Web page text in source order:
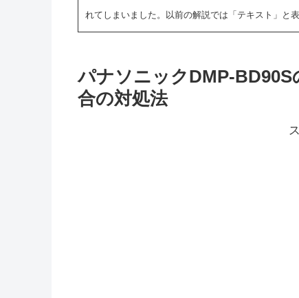
れてしまいました。以前の解説では「テキスト」と
パナソニックDMP-
合の対処法